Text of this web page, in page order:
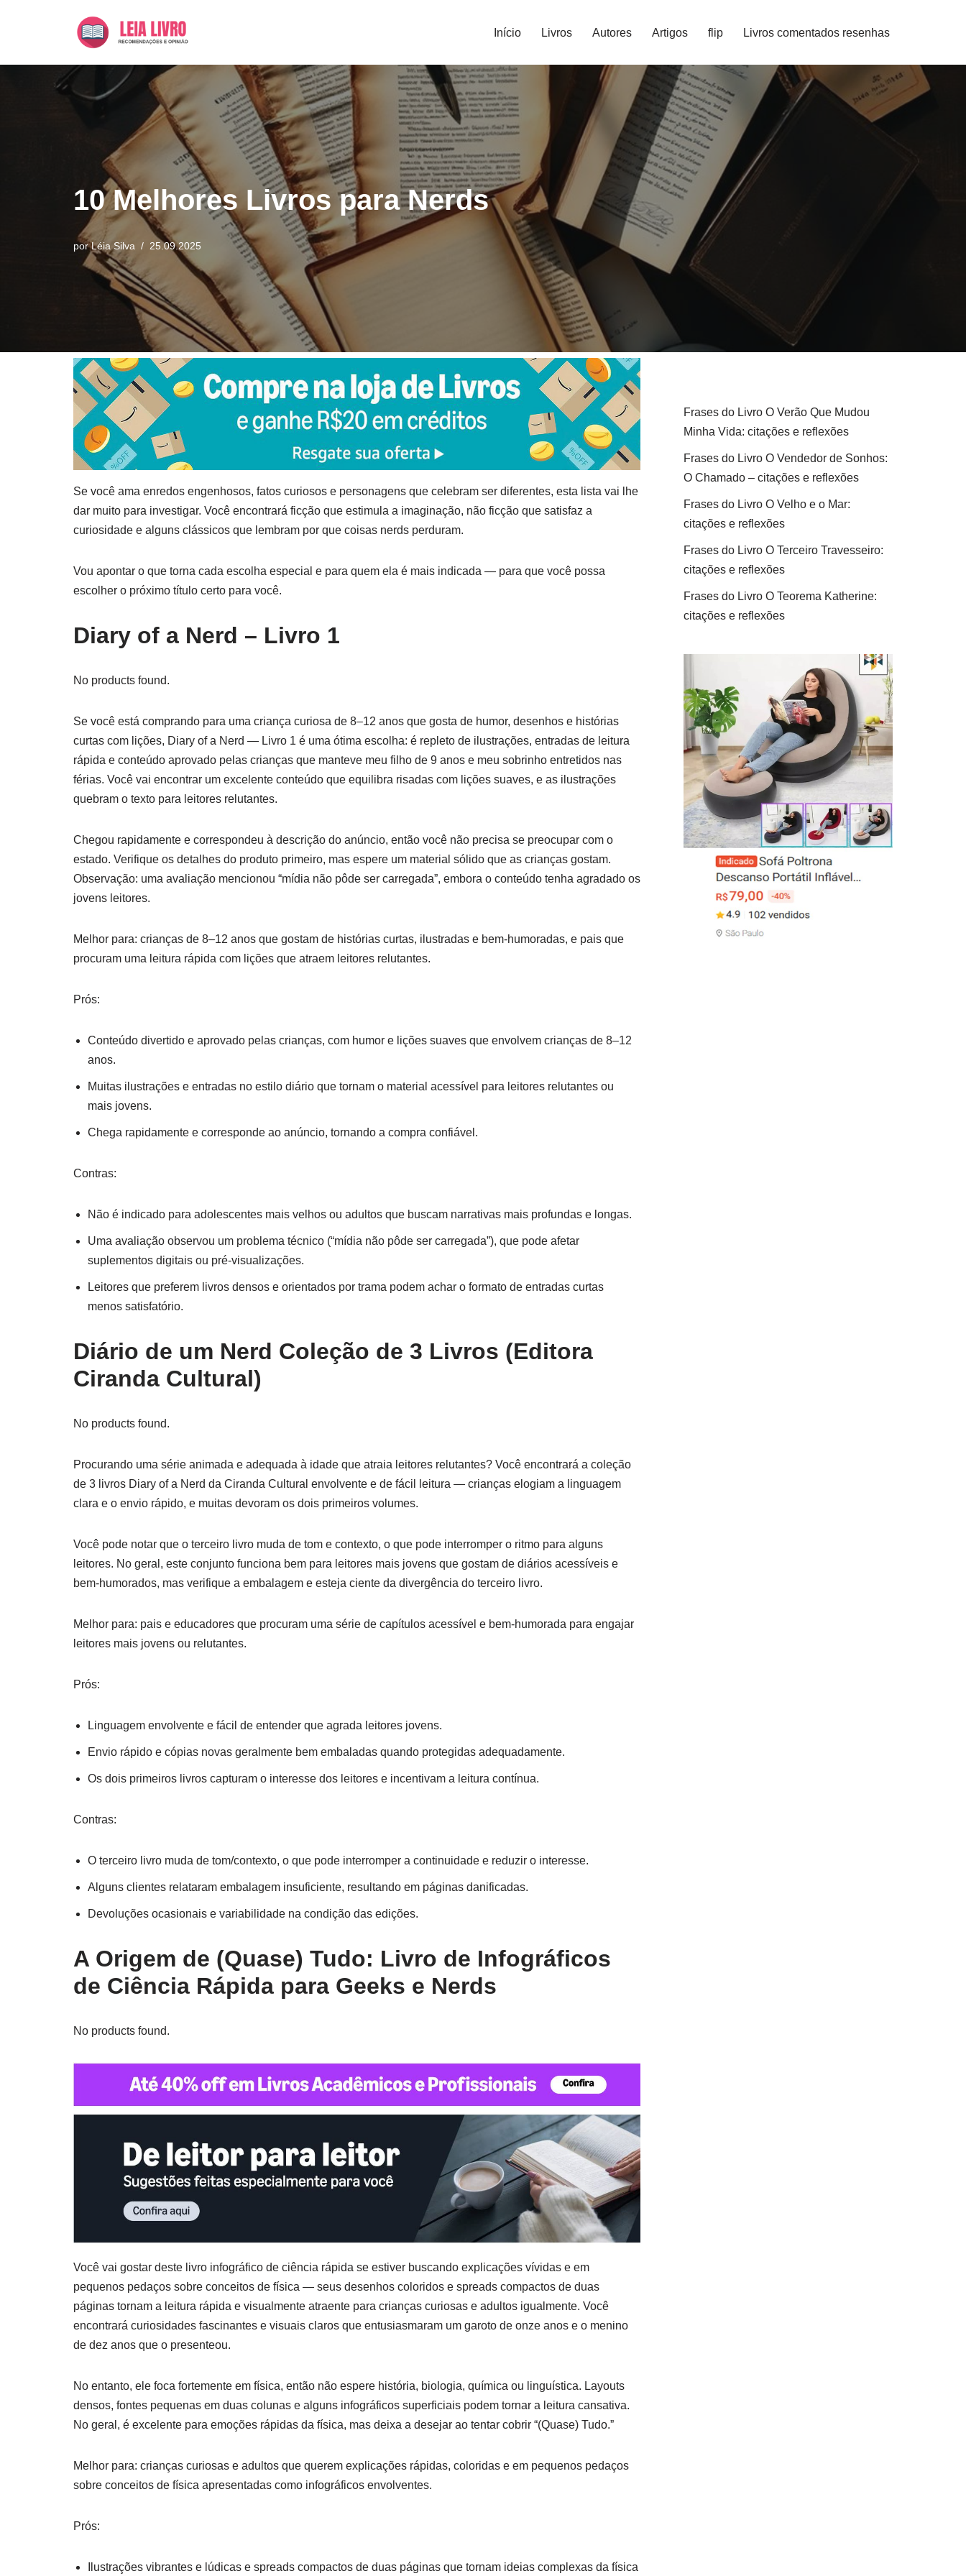
Início Livros Autores Artigos flip Livros comentados resenhas
10 Melhores Livros para Nerds
porLéia Silva 25.09.2025
Se você ama enredos engenhosos, fatos curiosos e personagens que celebram ser diferentes, esta lista vai lhe
dar muito para investigar. Você encontrará ficção que estimula a imaginação, não ficção que satisfaz a
curiosidade e alguns clássicos que lembram por que coisas nerds perduram.
Vou apontar o que torna cada escolha especial e para quem ela é mais indicada — para que você possa
escolher o próximo título certo para você.
Diary of a Nerd – Livro 1
No products found.
Se você está comprando para uma criança curiosa de 8–12 anos que gosta de humor, desenhos e histórias
curtas com lições, Diary of a Nerd — Livro 1 é uma ótima escolha: é repleto de ilustrações, entradas de leitura
rápida e conteúdo aprovado pelas crianças que manteve meu filho de 9 anos e meu sobrinho entretidos nas
férias. Você vai encontrar um excelente conteúdo que equilibra risadas com lições suaves, e as ilustrações
quebram o texto para leitores relutantes.
Chegou rapidamente e correspondeu à descrição do anúncio, então você não precisa se preocupar com o
estado. Verifique os detalhes do produto primeiro, mas espere um material sólido que as crianças gostam.
Observação: uma avaliação mencionou “mídia não pôde ser carregada”, embora o conteúdo tenha agradado os
jovens leitores.
Melhor para: crianças de 8–12 anos que gostam de histórias curtas, ilustradas e bem-humoradas, e pais que
procuram uma leitura rápida com lições que atraem leitores relutantes.
Prós:
Conteúdo divertido e aprovado pelas crianças, com humor e lições suaves que envolvem crianças de 8–12
anos.
Muitas ilustrações e entradas no estilo diário que tornam o material acessível para leitores relutantes ou
mais jovens.
Chega rapidamente e corresponde ao anúncio, tornando a compra confiável.
Contras:
Não é indicado para adolescentes mais velhos ou adultos que buscam narrativas mais profundas e longas.
Uma avaliação observou um problema técnico (“mídia não pôde ser carregada”), que pode afetar
suplementos digitais ou pré-visualizações.
Leitores que preferem livros densos e orientados por trama podem achar o formato de entradas curtas
menos satisfatório.
Diário de um Nerd Coleção de 3 Livros (Editora
Ciranda Cultural)
No products found.
Procurando uma série animada e adequada à idade que atraia leitores relutantes? Você encontrará a coleção
de 3 livros Diary of a Nerd da Ciranda Cultural envolvente e de fácil leitura — crianças elogiam a linguagem
clara e o envio rápido, e muitas devoram os dois primeiros volumes.
Você pode notar que o terceiro livro muda de tom e contexto, o que pode interromper o ritmo para alguns
leitores. No geral, este conjunto funciona bem para leitores mais jovens que gostam de diários acessíveis e
bem-humorados, mas verifique a embalagem e esteja ciente da divergência do terceiro livro.
Melhor para: pais e educadores que procuram uma série de capítulos acessível e bem-humorada para engajar
leitores mais jovens ou relutantes.
Prós:
Linguagem envolvente e fácil de entender que agrada leitores jovens.
Envio rápido e cópias novas geralmente bem embaladas quando protegidas adequadamente.
Os dois primeiros livros capturam o interesse dos leitores e incentivam a leitura contínua.
Contras:
O terceiro livro muda de tom/contexto, o que pode interromper a continuidade e reduzir o interesse.
Alguns clientes relataram embalagem insuficiente, resultando em páginas danificadas.
Devoluções ocasionais e variabilidade na condição das edições.
A Origem de (Quase) Tudo: Livro de Infográficos
de Ciência Rápida para Geeks e Nerds
No products found.
Você vai gostar deste livro infográfico de ciência rápida se estiver buscando explicações vívidas e em
pequenos pedaços sobre conceitos de física — seus desenhos coloridos e spreads compactos de duas
páginas tornam a leitura rápida e visualmente atraente para crianças curiosas e adultos igualmente. Você
encontrará curiosidades fascinantes e visuais claros que entusiasmaram um garoto de onze anos e o menino
de dez anos que o presenteou.
No entanto, ele foca fortemente em física, então não espere história, biologia, química ou linguística. Layouts
densos, fontes pequenas em duas colunas e alguns infográficos superficiais podem tornar a leitura cansativa.
No geral, é excelente para emoções rápidas da física, mas deixa a desejar ao tentar cobrir “(Quase) Tudo.”
Melhor para: crianças curiosas e adultos que querem explicações rápidas, coloridas e em pequenos pedaços
sobre conceitos de física apresentadas como infográficos envolventes.
Prós:
Ilustrações vibrantes e lúdicas e spreads compactos de duas páginas que tornam ideias complexas da física
Frases do Livro O Verão Que Mudou
Minha Vida: citações e reflexões
Frases do Livro O Vendedor de Sonhos:
O Chamado – citações e reflexões
Frases do Livro O Velho e o Mar:
citações e reflexões
Frases do Livro O Terceiro Travesseiro:
citações e reflexões
Frases do Livro O Teorema Katherine:
citações e reflexões